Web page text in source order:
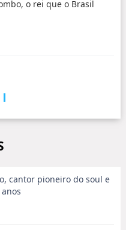
o rei que o Brasil
cantor pioneiro do soul e